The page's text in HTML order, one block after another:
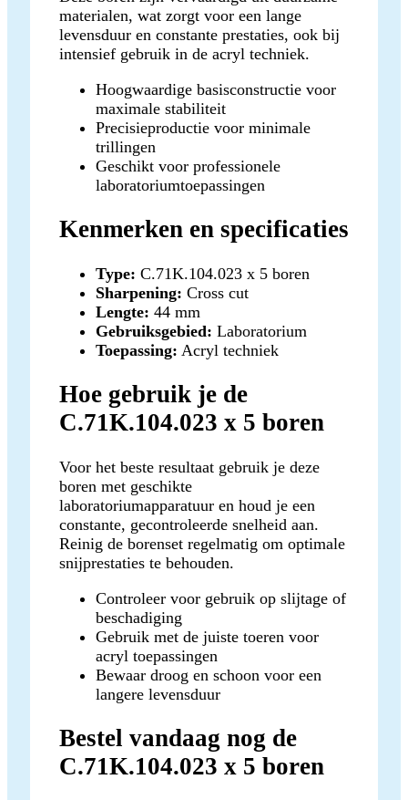
materialen, wat zorgt voor een lange
levensduur en constante prestaties, ook bij
intensief gebruik in de acryl techniek.
Hoogwaardige basisconstructie voor
maximale stabiliteit
Precisieproductie voor minimale
trillingen
Geschikt voor professionele
laboratoriumtoepassingen
Kenmerken en specificaties
Type: C.71K.104.023 x 5 boren
Sharpening: Cross cut
Lengte: 44 mm
Gebruiksgebied: Laboratorium
Toepassing: Acryl techniek
Hoe gebruik je de
C.71K.104.023 x 5 boren
Voor het beste resultaat gebruik je deze
boren met geschikte
laboratoriumapparatuur en houd je een
constante, gecontroleerde snelheid aan.
Reinig de borenset regelmatig om optimale
snijprestaties te behouden.
Controleer voor gebruik op slijtage of
beschadiging
Gebruik met de juiste toeren voor
acryl toepassingen
Bewaar droog en schoon voor een
langere levensduur
Bestel vandaag nog de
C.71K.104.023 x 5 boren